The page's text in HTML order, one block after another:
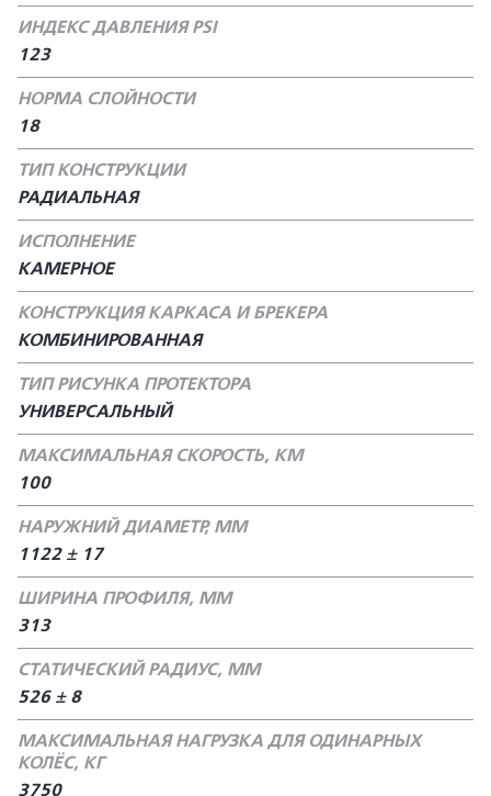
ИНДЕКС ДАВЛЕНИЯ PSI
123
НОРМА СЛОЙНОСТИ
18
ТИП КОНСТРУКЦИИ
РАДИАЛЬНАЯ
ИСПОЛНЕНИЕ
КАМЕРНОЕ
КОНСТРУКЦИЯ КАРКАСА И БРЕКЕРА
КОМБИНИРОВАННАЯ
ТИП РИСУНКА ПРОТЕКТОРА
УНИВЕРСАЛЬНЫЙ
МАКСИМАЛЬНАЯ СКОРОСТЬ, КМ
100
НАРУЖНИЙ ДИАМЕТР, ММ
1122 ± 17
ШИРИНА ПРОФИЛЯ, ММ
313
СТАТИЧЕСКИЙ РАДИУС, ММ
526 ± 8
МАКСИМАЛЬНАЯ НАГРУЗКА ДЛЯ ОДИНАРНЫХ
КОЛЁС, КГ
3750